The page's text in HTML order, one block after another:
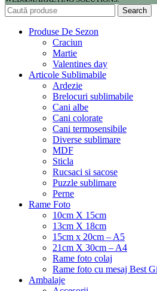
Search
Produse De Sezon
Craciun
Martie
Valentines day
Articole Sublimabile
Ardezie
Brelocuri sublimabile
Cani albe
Cani colorate
Cani termosensibile
Diverse sublimare
MDF
Sticla
Rucsaci si sacose
Puzzle sublimare
Perne
Rame Foto
10cm X 15cm
13cm X 18cm
15cm x 20cm – A5
21cm X 30cm – A4
Rame foto colaj
Rame foto cu mesaj Best
Ambalaje